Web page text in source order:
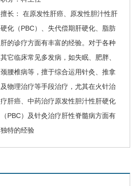
擅长： 在原发性肝癌
原发性胆汁性肝
硬化 （PBC）、失代偿期肝硬化
脂肪
肝的诊疗方面有丰富的经验。对于各种
其它临床常见多发病，如失眠、肥胖、
颈腰椎病等，擅于综合运用针灸、推拿
及物理治疗等手段治疗，尤其在火针治
疗肝癌、中药治疗原发性胆汁性肝硬化
（PBC）及针灸治疗肝性脊髓病方面有
独特的经验